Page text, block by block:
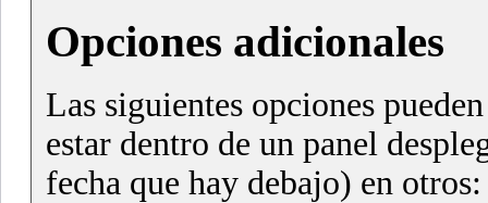
Opciones adicionales
Las siguientes opciones
estar dentro de un panel
fecha que hay debajo) en otros: